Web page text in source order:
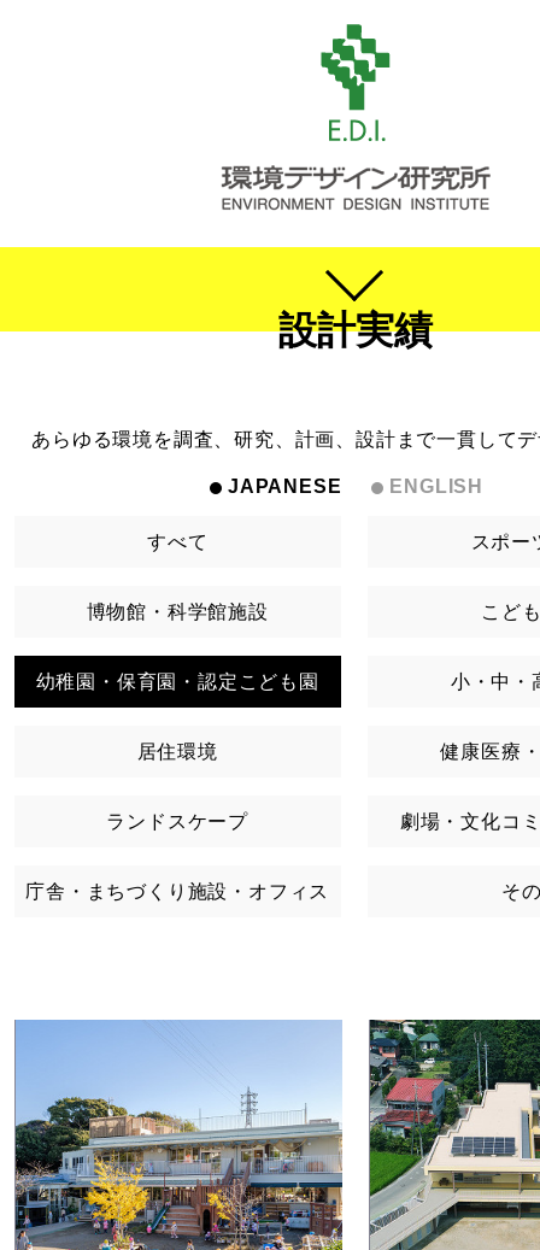
設計実績
あらゆる環境を調査、研究、計画、設計まで一貫して
JAPANESE ENGLISH
すべて スポー
博物館・科学館施設 こど
幼稚園・保育園・認定こども園 小・中・
居住環境 健康医療
ランドスケープ 劇場・文化コ
庁舎・まちづくり施設・オフィス そ